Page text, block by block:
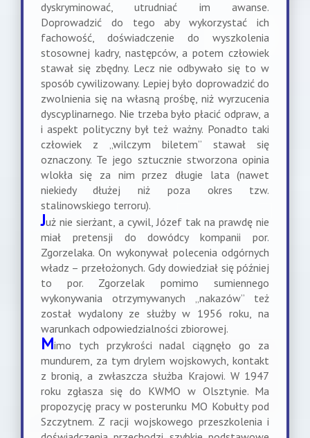
dyskryminować, utrudniać im awanse.
Doprowadzić do tego aby wykorzystać ich
fachowość, doświadczenie do wyszkolenia
stosownej kadry, następców, a potem człowiek
stawał się zbędny. Lecz nie odbywało się to w
sposób cywilizowany. Lepiej było doprowadzić do
zwolnienia się na własną prośbę, niż wyrzucenia
dyscyplinarnego. Nie trzeba było płacić odpraw, a
i aspekt polityczny był też ważny. Ponadto taki
człowiek z „wilczym biletem” stawał się
oznaczony. Te jego sztucznie stworzona opinia
wlokła się za nim przez długie lata (nawet
niekiedy dłużej niż poza okres tzw.
stalinowskiego terroru).
Już nie sierżant, a cywil, Józef tak na prawdę nie
miał pretensji do dowódcy kompanii por.
Zgorzelaka. On wykonywał polecenia odgórnych
władz – przełożonych. Gdy dowiedział się później
to por. Zgorzelak pomimo sumiennego
wykonywania otrzymywanych „nakazów” też
został wydalony ze służby w 1956 roku, na
warunkach odpowiedzialności zbiorowej.
Mimo tych przykrości nadal ciągnęło go za
mundurem, za tym drylem wojskowych, kontakt
z bronią, a zwłaszcza służba Krajowi. W 1947
roku zgłasza się do KWMO w Olsztynie. Ma
propozycję pracy w posterunku MO Kobułty pod
Szczytnem. Z racji wojskowego przeszkolenia i